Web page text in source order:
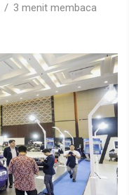
3 menit membaca